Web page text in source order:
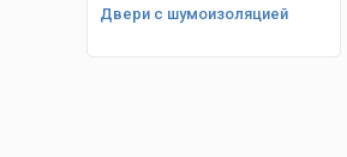
Двери с шумоизоляцией